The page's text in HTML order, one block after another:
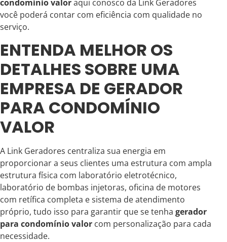
condomínio valoraqui conosco da Link Geradores
você poderá contar com eficiência com qualidade no
serviço.
ENTENDA MELHOR OS
DETALHES SOBRE UMA
EMPRESA DE GERADOR
PARA CONDOMÍNIO
VALOR
A Link Geradores centraliza sua energia em
proporcionar a seus clientes uma estrutura com ampla
estrutura física com laboratório eletrotécnico,
laboratório de bombas injetoras, oficina de motores
com retífica completa e sistema de atendimento
próprio, tudo isso para garantir que se tenha gerador
para condomínio valor com personalização para cada
necessidade.